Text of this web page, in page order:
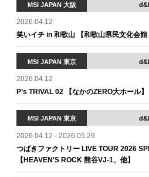
MSI JAPAN 大阪
2026.04.12
笑いイチ in 和歌山 【和歌山県民文化会館
MSI JAPAN 東京
2026.04.12
P’s TRIVAL 02 【なかのZERO大ホール】
MSI JAPAN 東京
2026.04.12 - 2026.05.29
つばきファクトリー LIVE TOUR 2026
【HEAVEN'S ROCK 熊谷VJ-1、他】